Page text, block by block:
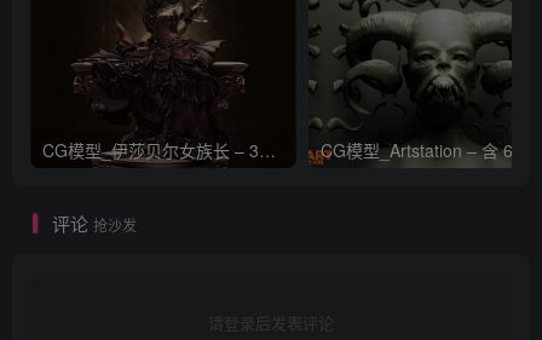
CG模型_伊莎贝尔女族长 – 3D 模型_CGART_模型下载
评论 抢沙发
请登录后发表评论